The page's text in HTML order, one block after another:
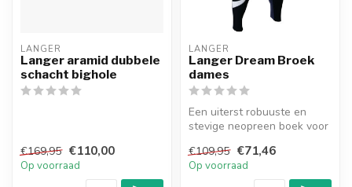
LANGER
Langer aramid dubbele
schacht bighole
€169,95 €110,00
Op voorraad
LANGER
Langer Dream Broek
dames
Een uiterst robuuste en
stevige neopreen boek voor
€109,95 €71,46
Op voorraad